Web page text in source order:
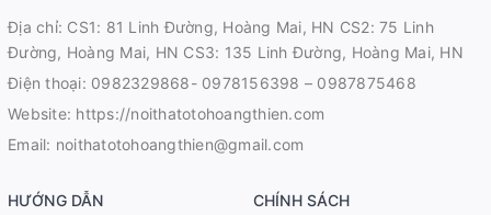
Địa chỉ: CS1: 81 Linh Đường, Hoàng Mai, HN CS2: 75 Linh
Đường, Hoàng Mai, HN CS3: 135 Linh Đường, Hoàng Mai, HN
Điện thoại: 0982329868- 0978156398 – 0987875468
Website: https://noithatotohoangthien.com
Email: noithatotohoangthien@gmail.com
HƯỚNG DẪN CHÍNH SÁCH